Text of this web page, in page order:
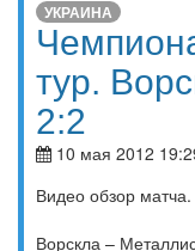
УКРАИНА
тур.
2:2
10 мая 2012
Видео обзор матча.
Ворскла –